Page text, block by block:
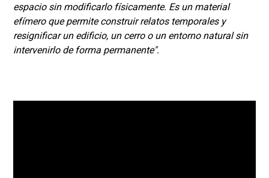
espacio sin modificarlo físicamente. Es un material
efímero que permite construir relatos temporales y
resignificar un edificio, un cerro o un entorno natural sin
intervenirlo de forma permanente".